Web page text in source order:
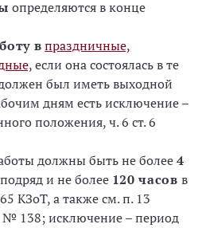
определяются в конце
впраздничные,
если она состоялась в те
был иметь выходной
дням есть исключение –
положения, ч. 6 ст. 6
должны быть не более4
и не более 120 часов в
КЗоТ, а также см. п. 13
138; исключение – период